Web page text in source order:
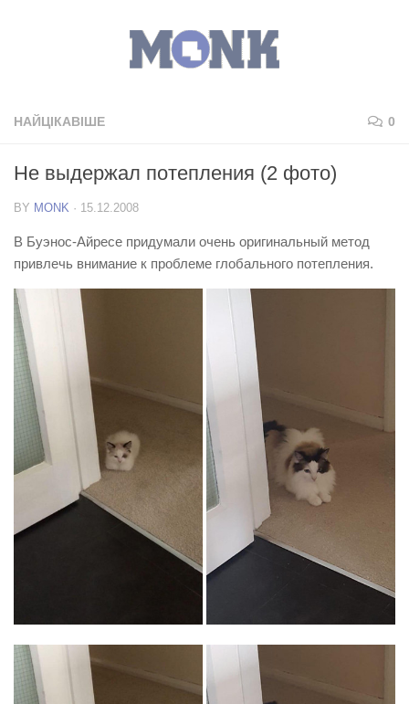
НАЙЦІКАВІШЕ 0
Не выдержал потепления (2 фото)
BY MONK · 15.12.2008
В Буэнос-Айресе придумали очень оригинальный метод
привлечь внимание к проблеме глобального потепления.